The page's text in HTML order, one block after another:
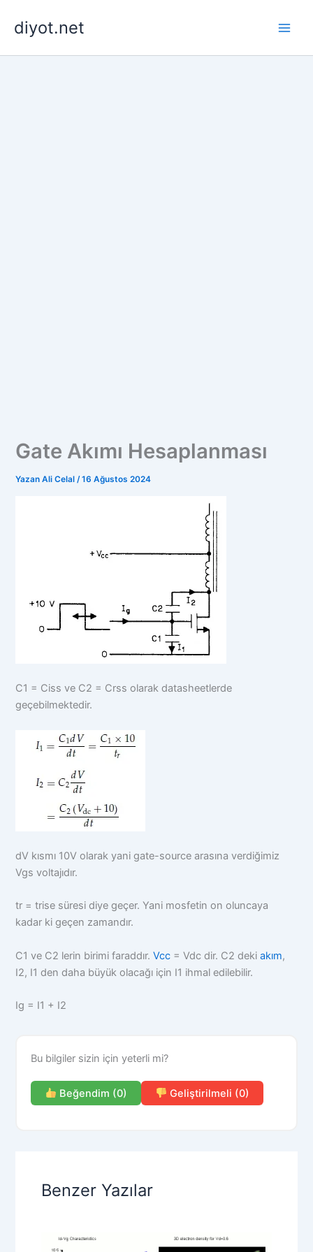
atladiyot.net
Gate Akımı Hesaplanması
Yazan Ali Celal/16 Ağustos 2024
C1 = Ciss ve C2 = Crss olarak datasheetlerde
geçebilmektedir.
dV kısmı 10V olarak yani gate-source arasına verdiğimiz
Vgs voltajıdır.
tr = trise süresi diye geçer. Yani mosfetin on oluncaya
kadar ki geçen zamandır.
C1 ve C2 lerin birimi faraddır.Vcc = Vdc dir. C2 dekiakım,
I2, I1 den daha büyük olacağı için I1 ihmal edilebilir.
Ig = I1 + I2
Bu bilgiler sizin için yeterli mi?
Beğendim (0) Geliştirilmeli (0)
Benzer Yazılar